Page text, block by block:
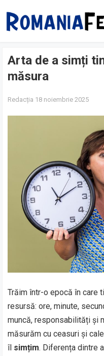
Arta de a simți
măsura
Redacția 18 noiembrie 2025
Trăim într-o epocă în care
resursă: ore, minute,
muncă, responsabilități și
măsurăm cu ceasuri și
îl simțim. Diferența dintre